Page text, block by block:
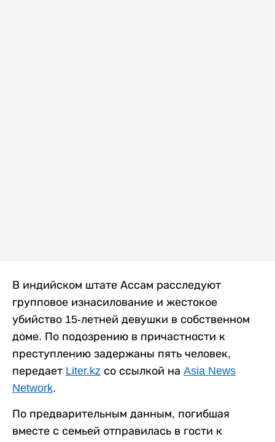
В индийском штате Ассам расследуют
групповое изнасилование и жестокое
убийство 15-летней девушки в собственном
доме. По подозрению в причастности к
преступлению задержаны пять человек,
передает Liter.kz со ссылкой на Asia News
Network.
По предварительным данным, погибшая
вместе с семьей отправилась в гости к